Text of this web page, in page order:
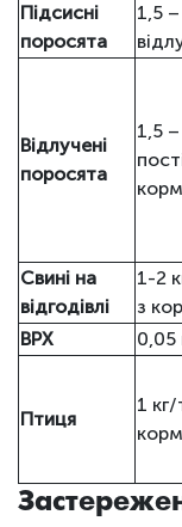
Підсисні
поросята
1,5
Відлучені
поросята
1,5
Свині на
відгодівлі
1-2
з
ВРХ 0,05
Птиця
1